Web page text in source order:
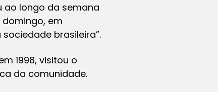
ao longo da semana
em
brasileira”.
1998, visitou o
da comunidade.